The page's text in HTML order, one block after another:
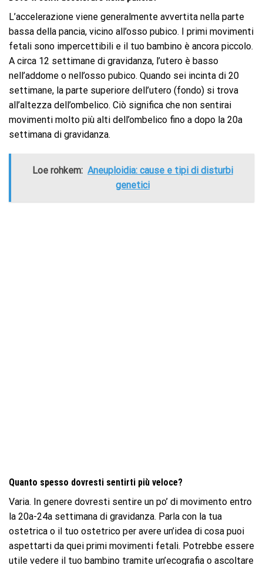
L’accelerazione viene generalmente avvertita nella parte
bassa della pancia, vicino all’osso pubico. I primi movimenti
fetali sono impercettibili e il tuo bambino è ancora piccolo.
A circa 12 settimane di gravidanza, l’utero è basso
nell’addome o nell’osso pubico. Quando sei incinta di 20
settimane, la parte superiore dell’utero (fondo) si trova
all’altezza dell’ombelico. Ciò significa che non sentirai
movimenti molto più alti dell’ombelico fino a dopo la 20a
settimana di gravidanza.
Loe rohkem: Aneuploidia: cause e tipi di disturbi
genetici
Quanto spesso dovresti sentirti più veloce?
Varia. In genere dovresti sentire un po’ di movimento entro
la 20a-24a settimana di gravidanza. Parla con la tua
ostetrica o il tuo ostetrico per avere un’idea di cosa puoi
aspettarti da quei primi movimenti fetali. Potrebbe essere
utile vedere il tuo bambino tramite un’ecografia o ascoltare